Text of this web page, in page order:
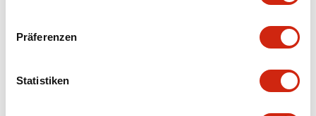
Präferenzen
Statistiken